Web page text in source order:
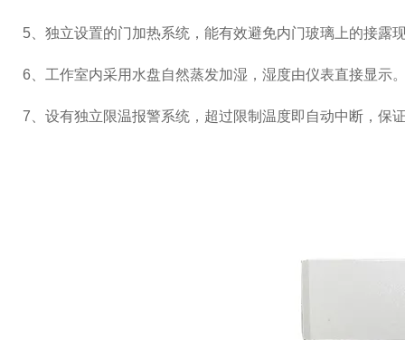
5 、独立设置的门加热系统，能有效避免内门玻璃上的接露
6 、工作室内采用水盘自然蒸发加湿，湿度由仪表直接显示
7 、设有独立限温报警系统，超过限制温度即自动中断，保